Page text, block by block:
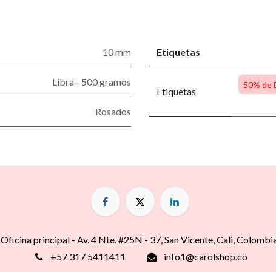
10 mm
Libra - 500 gramos
Rosados
Etiquetas
Etiquetas
50% de
Oficina principal - Av. 4 Nte. #25N - 37, San Vicente, Cali,
+57 317 5411411
info1@carolshop.co